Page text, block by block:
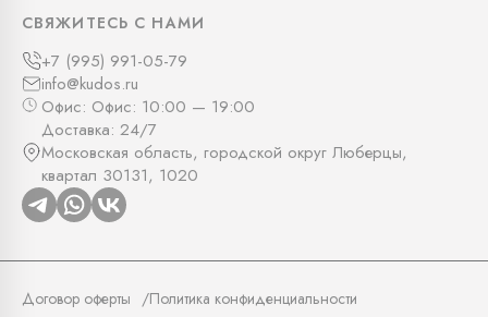
СВЯЖИТЕСЬ С НАМИ
+7 (995) 991-05-79
info@kudos.ru
Офис: Офис: 10:00 — 19:00
Доставка: 24/7
Московская область, городской округ Люберцы,
квартал 30131, 1020
Договор оферты Политика конфиденциальности